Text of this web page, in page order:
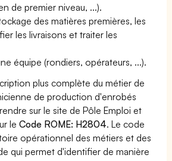
de premier niveau, ...).
des matières premières, les
les livraisons et traiter les
équipe (rondiers, opérateurs, ...).
plus complète du métier de
de production d'enrobés
sur le site de Pôle Emploi et
leCode ROME: H2804. Le code
opérationnel des métiers et des
qui permet d'identifier de manière